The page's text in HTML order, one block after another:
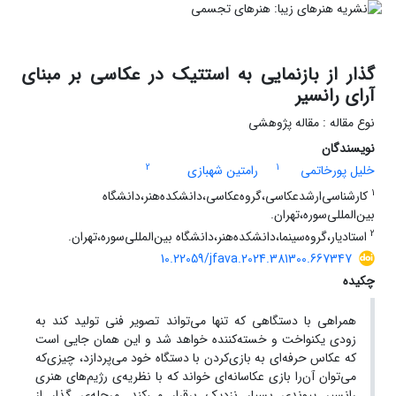
گذار از بازنمایی به استتیک در عکاسی بر مبنای
آرای رانسیر
نوع مقاله : مقاله پژوهشی
نویسندگان
خلیل پورخاتمی
1 رامتین شهبازی
2
1 کارشناسی‌ارشد‌عکاسی،‌گروه‌عکاسی،‌دانشکده‌هنر،‌دانشگاه
بین‌المللی‌سوره،‌تهران.
2 استادیار،‌گروه‌سینما،‌دانشکده‌هنر،‌دانشگاه بین‌المللی‌سوره،‌تهران.
10.22059/jfava.2024.381300.667347
چکیده
همراهی با دستگاهی که تنها می‌تواند تصویر فنی تولید کند به
زودی یکنواخت و خسته‌کننده خواهد شد و این همان جایی است
که عکاس حرفه‌ای به بازی‌کردن با دستگاه خود می‌پردازد، چیزی‌که
می‌توان آن‌را بازی‌ عکاسانه‌ای ‌خواند که با نظریه‌ی رژیم‌های هنری